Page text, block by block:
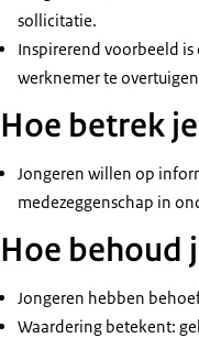
sollicitatie.
Inspirerend voorbeeld is
werknemer te
Hoe betrek
Jongeren willen op
medezeggenschap in
Hoe behoud
Jongeren hebben
Waardering betekent: